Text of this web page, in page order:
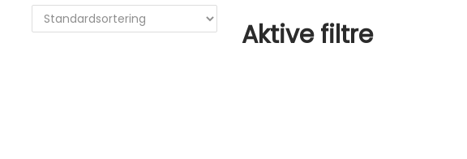
Aktive filtre